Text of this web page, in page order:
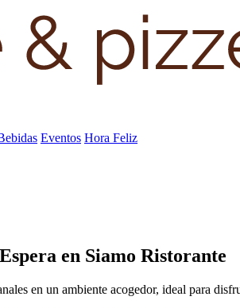
Eventos Hora Feliz
en Siamo Ristorante
en un ambiente acogedor, ideal para